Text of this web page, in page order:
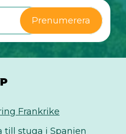
Prenumerera
Frankrike
till stuga i Spanien